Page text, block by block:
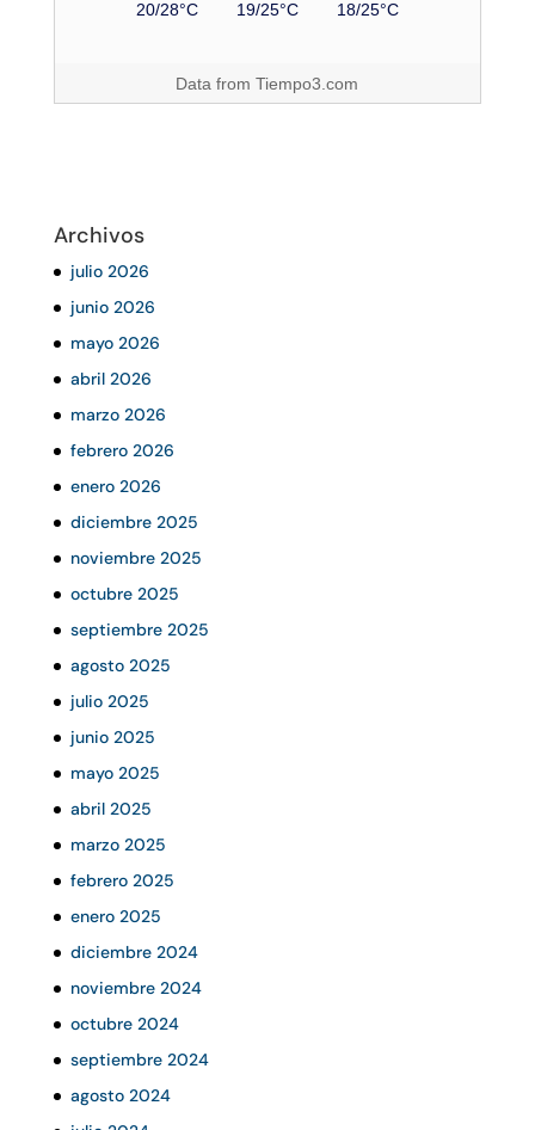
20/28°C 19/25°C 18/25°C
Data fromTiempo3.com
Archivos
julio 2026
junio 2026
mayo 2026
abril 2026
marzo 2026
febrero 2026
enero 2026
diciembre 2025
noviembre 2025
octubre 2025
septiembre 2025
agosto 2025
julio 2025
junio 2025
mayo 2025
abril 2025
marzo 2025
febrero 2025
enero 2025
diciembre 2024
noviembre 2024
octubre 2024
septiembre 2024
agosto 2024